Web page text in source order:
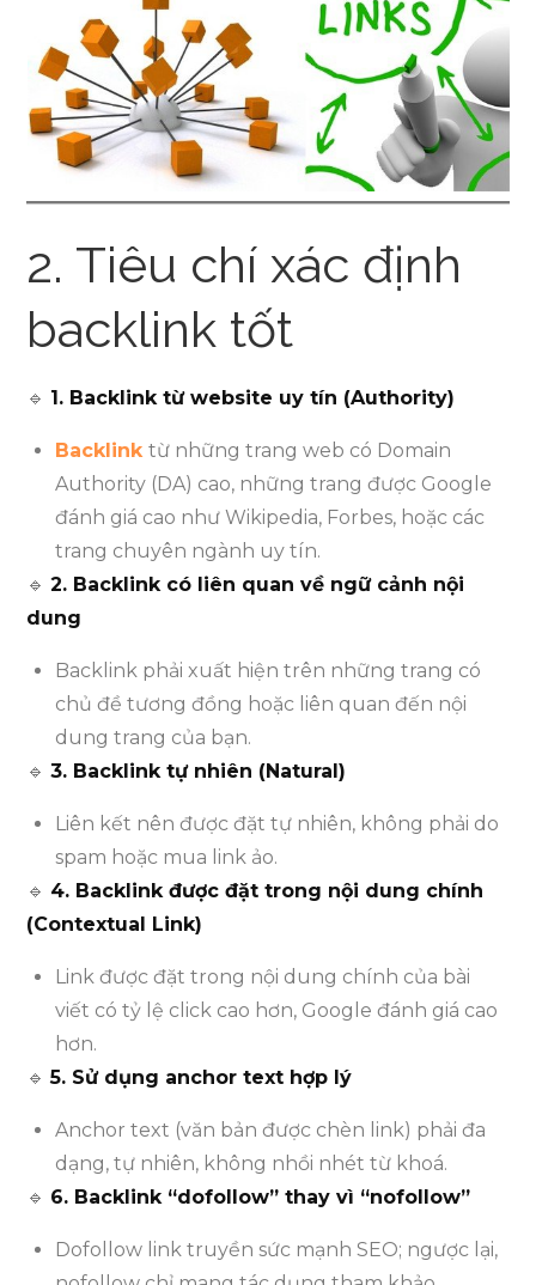
2. Tiêu chí xác định
backlink tốt
🔹 1. Backlink từ website uy tín (Authority)
Backlinktừ những trang web có Domain
Authority (DA) cao, những trang được Google
đánh giá cao như Wikipedia, Forbes, hoặc các
trang chuyên ngành uy tín.
🔹2. Backlink có liên quan về ngữ cảnh nội
dung
Backlink phải xuất hiện trên những trang có
chủ đề tương đồng hoặc liên quan đến nội
dung trang của bạn.
🔹3. Backlink tự nhiên (Natural)
Liên kết nên được đặt tự nhiên, không phải do
spam hoặc mua link ảo.
🔹 4. Backlink được đặt trong nội dung chính
(Contextual Link)
Link được đặt trong nội dung chính của bài
viết có tỷ lệ click cao hơn, Google đánh giá cao
hơn.
🔹5. Sử dụng anchor text hợp lý
Anchor text (văn bản được chèn link) phải đa
dạng, tự nhiên, không nhồi nhét từ khoá.
🔹 6. Backlink “dofollow” thay vì “nofollow”
Dofollow link truyền sức mạnh SEO; ngược lại,